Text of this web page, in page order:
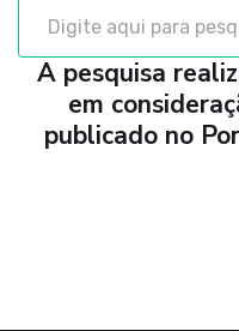
A pesquisa
em
publicado no